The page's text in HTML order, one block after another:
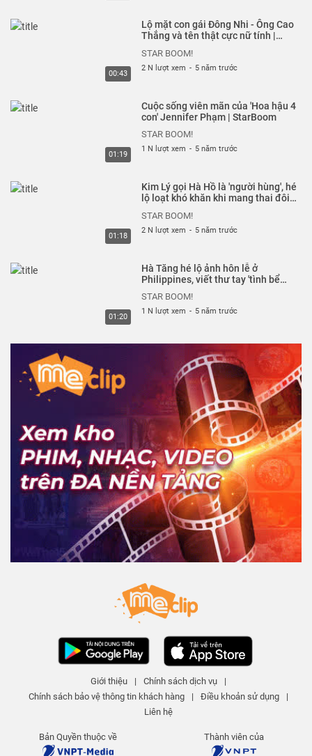
00:43
Lộ mặt con gái Đông Nhi - Ông Cao
Thắng và tên thật cực nữ tính |
STAR BOOM!
2 N lượt xem - 5 năm trước
01:19
Cuộc sống viên mãn của 'Hoa hậu 4
con' Jennifer Phạm | StarBoom
STAR BOOM!
1 N lượt xem - 5 năm trước
01:18
Kim Lý gọi Hà Hồ là 'người hùng', hé
lộ loạt khó khăn khi mang thai đôi |
STAR BOOM!
2 N lượt xem - 5 năm trước
01:20
Hà Tăng hé lộ ảnh hôn lễ ở
Philippines, viết thư tay 'tình bể
StarBoom
STAR BOOM!
1 N lượt xem - 5 năm trước
Giới thiệu | Chính sách dịch vụ
|
Chính sách bảo vệ thông tin khách hàng
| Điều khoản sử dụng
|
Liên hệ
Bản Quyền thuộc về Thành viên của